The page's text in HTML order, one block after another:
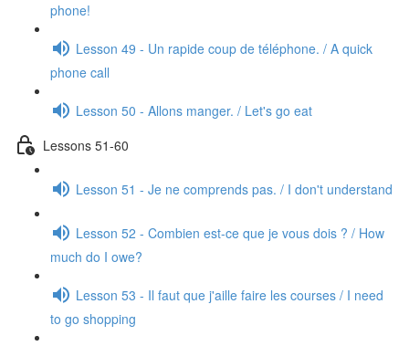
phone!
Lesson 49 - Un rapide coup de téléphone. / A quick
phone call
Lesson 50 - Allons manger. / Let's go eat
Lessons 51-60
Lesson 51 - Je ne comprends pas. / I don't understand
Lesson 52 - Combien est-ce que je vous dois ? / How
much do I owe?
Lesson 53 - Il faut que j'aille faire les courses / I need
to go shopping